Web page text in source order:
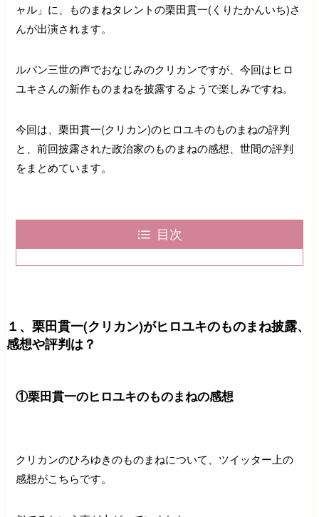
ャル」に、ものまねタレントの栗田貫一(くりたかんいち)さ
んが出演されます。
ルパン三世の声でおなじみのクリカンですが、今回はヒロ
ユキさんの新作ものまねを披露するようで楽しみですね。
今回は、栗田貫一(クリカン)のヒロユキのものまねの評判
と、前回披露された政治家のものまねの感想、世間の評判
をまとめています。
目次
１、栗田貫一(クリカン)がヒロユキのものまね披露、
感想や評判は？
①栗田貫一のヒロユキのものまねの感想
クリカンのひろゆきのものまねについて、ツイッター上の
感想がこちらです。